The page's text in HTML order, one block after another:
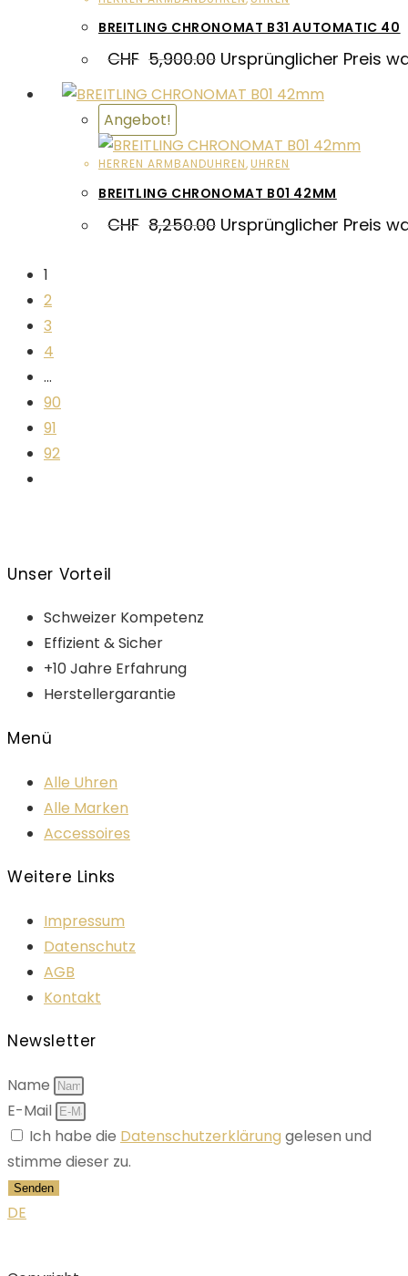
BREITLING CHRONOMAT B31 AUTOMATIC 40
CHF 5,900.00 Ursprünglicher Preis
Angebot!
HERREN ARMBANDUHREN, UHREN
BREITLING CHRONOMAT B01 42MM
CHF 8,250.00 Ursprünglicher Preis
1
2
3
4
...
90
91
92
Unser Vorteil
Schweizer Kompetenz
Effizient & Sicher
+10 Jahre Erfahrung
Herstellergarantie
Menü
Alle Uhren
Alle Marken
Accessoires
Weitere Links
Impressum
Datenschutz
AGB
Kontakt
Newsletter
Name
E-Mail
Ich habe die Datenschutzerklärung gelesen und
stimme dieser zu.
Senden
DE